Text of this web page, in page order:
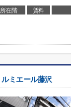
所在階 賃料
ルミエール藤沢